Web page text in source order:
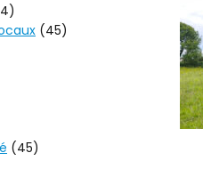
(45)
(45)